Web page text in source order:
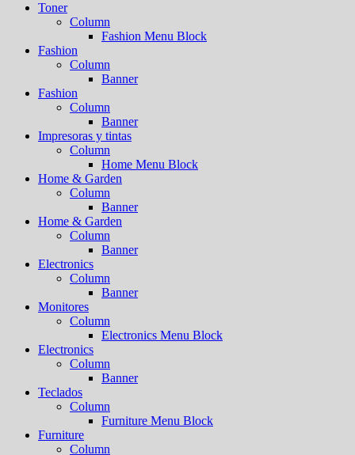
Toner
Column
Fashion Menu Block
Fashion
Column
Banner
Fashion
Column
Banner
Impresoras y tintas
Column
Home Menu Block
Home & Garden
Column
Banner
Home & Garden
Column
Banner
Electronics
Column
Banner
Monitores
Column
Electronics Menu Block
Electronics
Column
Banner
Teclados
Column
Furniture Menu Block
Furniture
Column